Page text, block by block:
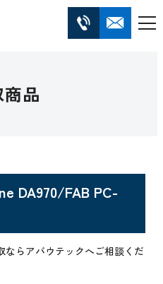
品
DA970/FAB PC-
ならアバウテックへご相談くだ